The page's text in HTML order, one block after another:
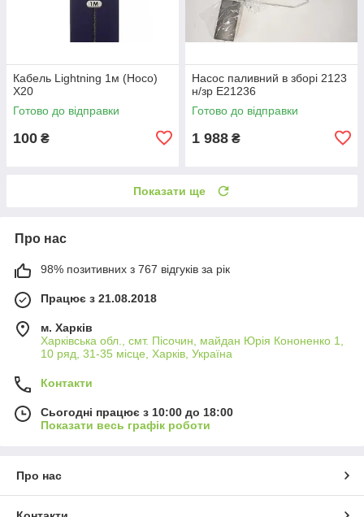
Кабель Lightning 1м (Hoco)
X20
Готово до відправки
100 ₴
Насос паливний в зборі 2123
н/зр E21236
Готово до відправки
1 988 ₴
Показати ще
Про нас
98% позитивних з 767 відгуків за рік
Працює з 21.08.2018
м. Харків
Харківська обл., смт. Пісочин, майдан Юрія Кононенко 1,
10 ряд, 31-35 місце, Харків, Україна
Контакти
Сьогодні працює з 10:00 до 18:00
Показати весь графік роботи
Про нас